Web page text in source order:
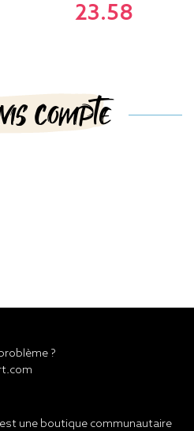
23.58
compte
?
une boutique communautaire